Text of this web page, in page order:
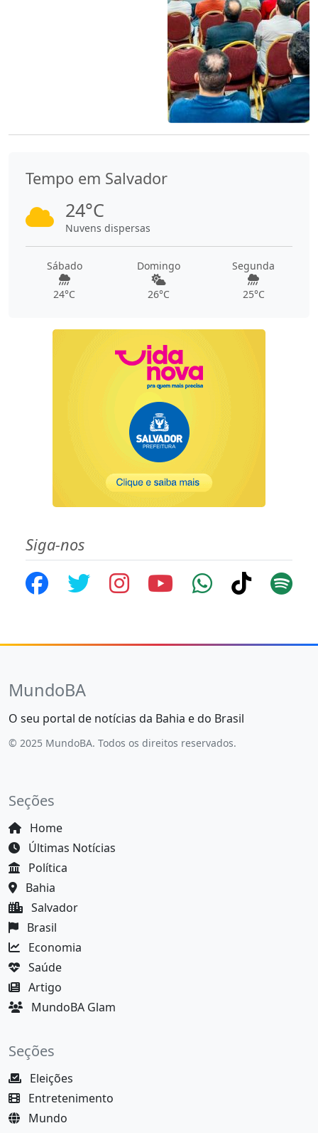
Tempo em Salvador
24°C
Nuvens dispersas
Sábado
24°C
Domingo
26°C
Segunda
25°C
Siga-nos
MundoBA
O seu portal de notícias da Bahia e do Brasil
© 2025 MundoBA. Todos os direitos reservados.
Seções
Home
Últimas Notícias
Política
Bahia
Salvador
Brasil
Economia
Saúde
Artigo
MundoBA Glam
Seções
Eleições
Entretenimento
Mundo